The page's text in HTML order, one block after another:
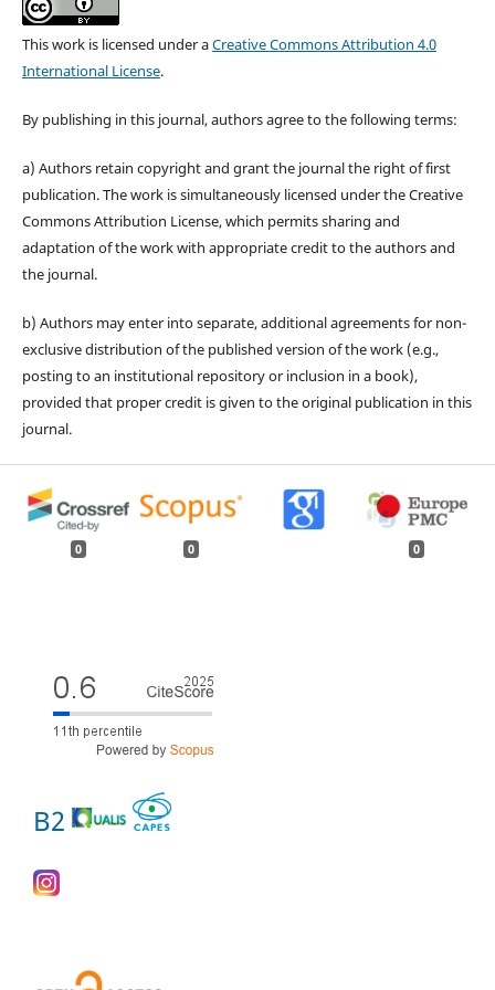
This work is licensed under aCreative Commons Attribution 4.0
International License.
By publishing in this journal, authors agree to the following terms:
a) Authors retain copyright and grant the journal the right of first
publication. The work is simultaneously licensed under the Creative
Commons Attribution License, which permits sharing and
adaptation of the work with appropriate credit to the authors and
the journal.
b) Authors may enter into separate, additional agreements for non-
exclusive distribution of the published version of the work (e.g.,
posting to an institutional repository or inclusion in a book),
provided that proper credit is given to the original publication in this
journal.
0 0 0
B2